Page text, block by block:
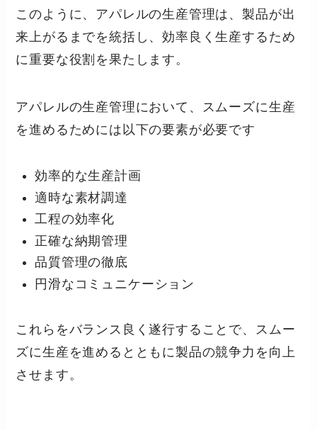
このように、アパレルの生産管理は、製品が出
来上がるまでを統括し、効率良く生産するため
に重要な役割を果たします。
アパレルの生産管理において、スムーズに生産
を進めるためには以下の要素が必要です
効率的な生産計画
適時な素材調達
工程の効率化
正確な納期管理
品質管理の徹底
円滑なコミュニケーション
これらをバランス良く遂行することで、スムー
ズに生産を進めるとともに製品の競争力を向上
させます。